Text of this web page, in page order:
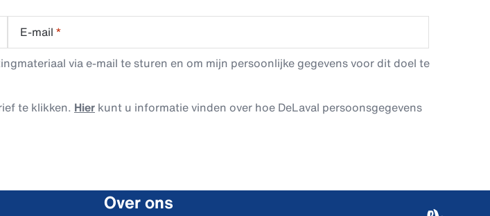
E-mail *
via e-mail te sturen en om mijn persoonlijke gegevens voor dit doel te
te klikken. Hier kunt u informatie vinden over hoe DeLaval persoonsgegevens
Over ons